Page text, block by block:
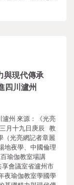
與現代傳承
四川瀘州
州 來源：《光亮
月十九日庚辰 教
光亮網記者章麗
地夜學、中國倫理
瑜伽教室場講
會議室省瀘州市
夜瑜伽教室學國學